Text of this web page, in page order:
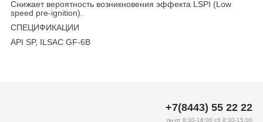
Снижает вероятность возникновения эффекта LSPI (Low
speed pre-ignition).
СПЕЦИФИКАЦИИ
API SP, ILSAC GF-6B
+7(8443) 55 22 22
пн-пт 8:30-18:00 сб 8:30-15:00